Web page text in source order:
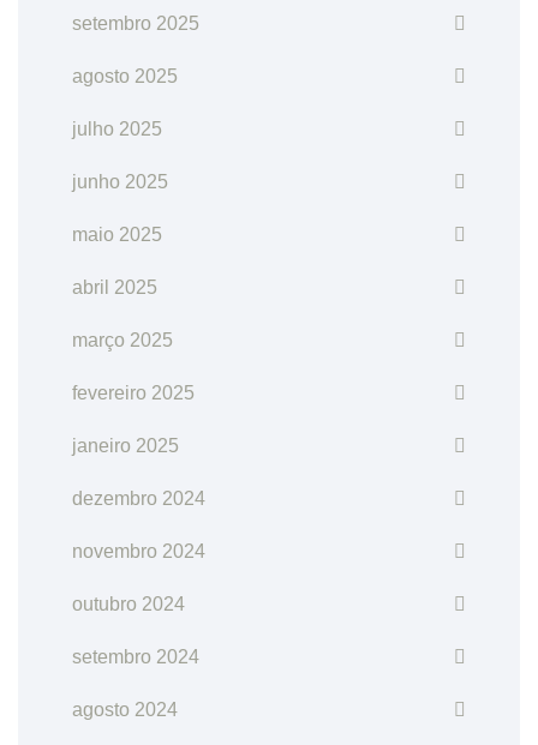
setembro 2025
agosto 2025
julho 2025
junho 2025
maio 2025
abril 2025
março 2025
fevereiro 2025
janeiro 2025
dezembro 2024
novembro 2024
outubro 2024
setembro 2024
agosto 2024